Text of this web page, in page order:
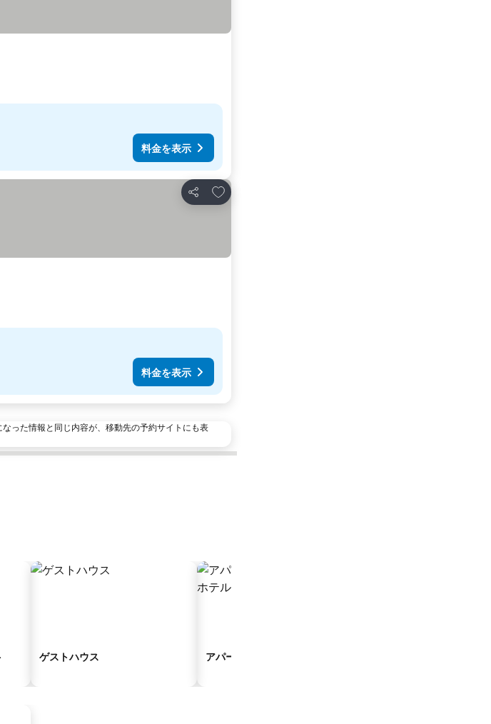
料金を表示
シェア
お気に入りに追加
料金を表示
った情報と同じ内容が、移動先の予約サイトにも表
ゲストハウス アパートスタイルホテル